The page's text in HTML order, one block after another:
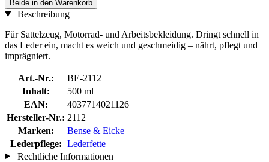
Beide in den Warenkorb
Beschreibung
Für Sattelzeug, Motorrad- und Arbeitsbekleidung. Dringt schnell in
das Leder ein, macht es weich und geschmeidig – nährt, pflegt und
imprägniert.
Art.-Nr.:
BE-2112
Inhalt:
500 ml
EAN:
4037714021126
Hersteller-Nr.: 2112
Marken:
Bense & Eicke
Lederpflege: Lederfette
Rechtliche Informationen